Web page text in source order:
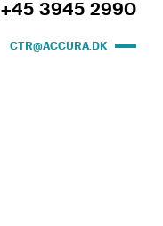
+45 3945 2990
CTR@ACCURA.DK